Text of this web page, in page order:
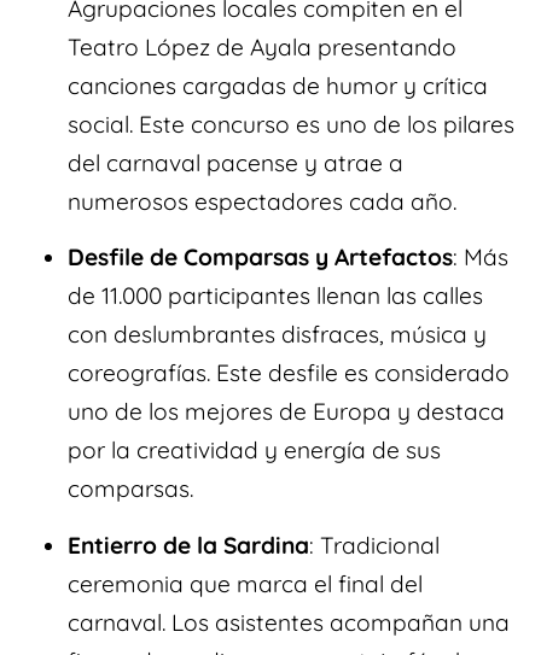
Agrupaciones locales compiten en el
Teatro López de Ayala presentando
canciones cargadas de humor y crítica
social. Este concurso es uno de los pilares
del carnaval pacense y atrae a
numerosos espectadores cada año.
Desfile de Comparsas y Artefactos: Más
de 11.000 participantes llenan las calles
con deslumbrantes disfraces, música y
coreografías. Este desfile es considerado
uno de los mejores de Europa y destaca
por la creatividad y energía de sus
comparsas.
Entierro de la Sardina: Tradicional
ceremonia que marca el final del
carnaval. Los asistentes acompañan una